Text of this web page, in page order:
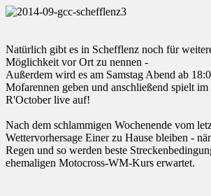
Natürlich gibt es in Schefflenz noch für
Möglichkeit vor Ort zu nennen -
Außerdem wird es am Samstag Abend ab
Mofarennen geben und anschließend spielt
R'October live auf!
Nach dem schlammigen Wochenende vom
Wettervorhersage Einer zu Hause bleiben -
Regen und so werden beste
ehemaligen Motocross-WM-Kurs erwartet.